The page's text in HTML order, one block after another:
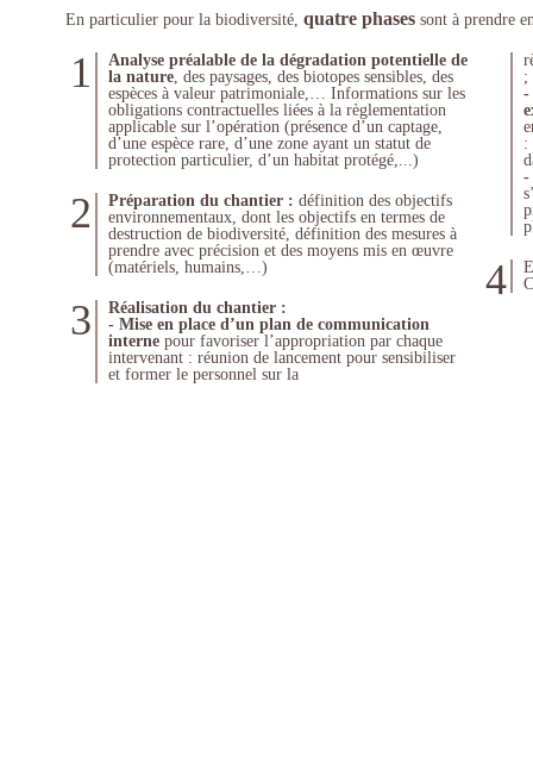
En particulier pour la biodiversité, quatre phases sont à prendre
1
Analyse préalable de la dégradation potentielle de
la nature, des paysages, des biotopes sensibles, des
espèces à valeur patrimoniale,… Informations sur les
obligations contractuelles liées à la règlementation
applicable sur l’opération (présence d’un captage,
d’une espèce rare, d’une zone ayant un statut de
protection particulier, d’un habitat protégé,...)
2 Préparation du chantier : définition des objectifs
environnementaux, dont les objectifs en termes de
destruction de biodiversité, définition des mesures à
prendre avec précision et des moyens mis en œuvre
(matériels, humains,…)
3
Réalisation du chantier :
- Mise en place d’un plan de communication
interne pour favoriser l’appropriation par chaque
intervenant : réunion de lancement pour sensibiliser
et former le personnel sur la
;
-
:
-
4